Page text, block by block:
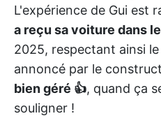
L'expérience de Gui est
a reçu sa voiture dans
2025, respectant ainsi
annoncé par le
bien géré 👍, quand ça
souligner !